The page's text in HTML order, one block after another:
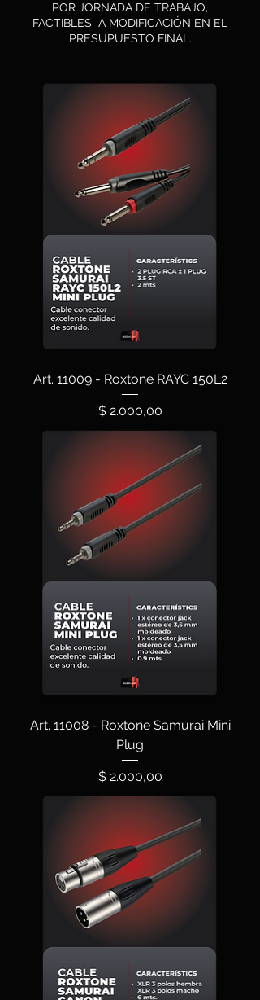
POR JORNADA DE TRABAJO,
FACTIBLES A MODIFICACIÓN EN EL
PRESUPUESTO FINAL.
Art. 11009 - Roxtone RAYC 150L2
Precio
$ 2.000,00
Art. 11008 - Roxtone Samurai Mini
Plug
Precio
$ 2.000,00